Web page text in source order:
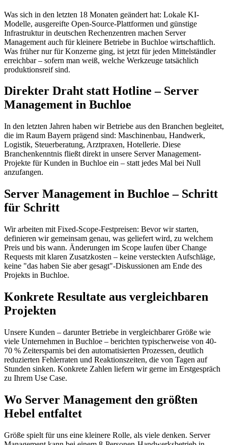
Was sich in den letzten 18 Monaten geändert hat: Lokale KI-
Modelle, ausgereifte Open-Source-Plattformen und günstige
Infrastruktur in deutschen Rechenzentren machen Server
Management auch für kleinere Betriebe in Buchloe wirtschaftlich.
Was früher nur für Konzerne ging, ist jetzt für jeden Mittelständler
erreichbar – sofern man weiß, welche Werkzeuge tatsächlich
produktionsreif sind.
Direkter Draht statt Hotline – Server
Management in Buchloe
In den letzten Jahren haben wir Betriebe aus den Branchen begleitet,
die im Raum Bayern prägend sind: Maschinenbau, Handwerk,
Logistik, Steuerberatung, Arztpraxen, Hotellerie. Diese
Branchenkenntnis fließt direkt in unsere Server Management-
Projekte für Kunden in Buchloe ein – statt jedes Mal bei Null
anzufangen.
Server Management in Buchloe – Schritt
für Schritt
Wir arbeiten mit Fixed-Scope-Festpreisen: Bevor wir starten,
definieren wir gemeinsam genau, was geliefert wird, zu welchem
Preis und bis wann. Änderungen im Scope laufen über Change
Requests mit klaren Zusatzkosten – keine versteckten Aufschläge,
keine "das haben Sie aber gesagt"-Diskussionen am Ende des
Projekts in Buchloe.
Konkrete Resultate aus vergleichbaren
Projekten
Unsere Kunden – darunter Betriebe in vergleichbarer Größe wie
viele Unternehmen in Buchloe – berichten typischerweise von 40-
70 % Zeitersparnis bei den automatisierten Prozessen, deutlich
reduzierten Fehlerraten und Reaktionszeiten, die von Tagen auf
Stunden sinken. Konkrete Zahlen liefern wir gerne im Erstgespräch
zu Ihrem Use Case.
Wo Server Management den größten
Hebel entfaltet
Größe spielt für uns eine kleinere Rolle, als viele denken. Server